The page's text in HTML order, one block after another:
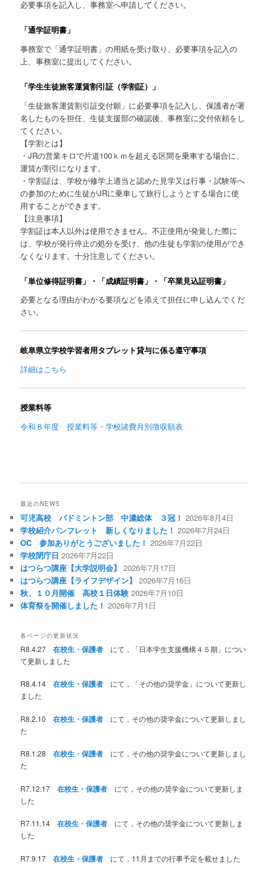
必要事項を記入し、事務室へ申請してください。
「通学証明書」
事務室で「通学証明書」の用紙を受け取り、必要事項を記入の
上、事務室に提出してください。
「学生生徒旅客運賃割引証（学割証）」
「生徒旅客運賃割引証交付願」に必要事項を記入し、保護者が署
名したものを担任、生徒支援部の確認後、事務室に交付依頼をし
てください。
【学割とは】
・JRの営業キロで片道100ｋｍを超える区間を乗車する場合に、
運賃が割引になります。
・学割証は、学校が修学上適当と認めた見学又は行事・試験等へ
の参加のために生徒がJRに乗車して旅行しようとする場合に使
用することができます。
【注意事項】
学割証は本人以外は使用できません。不正使用が発覚した際に
は、学校が発行停止の処分を受け、他の生徒も学割の使用ができ
なくなります。十分注意してください。
「単位修得証明書」・「成績証明書」・「卒業見込証明書」
必要となる理由がわかる要項などを添えて担任に申し込んでくだ
さい。
岐阜県立学校学習者用タブレット貸与に係る遵守事項
詳細はこちら
授業料等
令和８年度 授業料等・学校諸費月別徴収額表
最近のNEWS
可児高校 バドミントン部 中濃総体 ３冠！ 2026年8月4日
学校紹介パンフレット 新しくなりました！ 2026年7月24日
OC 参加ありがとうございました！ 2026年7月22日
学校閉庁日 2026年7月22日
はつらつ講座【大学説明会】 2026年7月17日
はつらつ講座【ライフデザイン】 2026年7月16日
秋、１０月開催 高校１日体験 2026年7月10日
体育祭を開催しました！ 2026年7月1日
各ページの更新状況
R8.4.27在校生・保護者 にて，「日本学生支援機構４５期」につい
て更新しました
R8.4.14在校生・保護者 にて，「その他の奨学金」について更新し
ました
R8.2.10在校生・保護者 にて，その他の奨学金について更新しまし
た
R8.1.28在校生・保護者 にて，その他の奨学金について更新しまし
た
R7.12.17在校生・保護者 にて，その他の奨学金について更新しま
した
R7.11.14在校生・保護者 にて，その他の奨学金について更新しま
した
R7.9.17在校生・保護者 にて，11月までの行事予定を載せました